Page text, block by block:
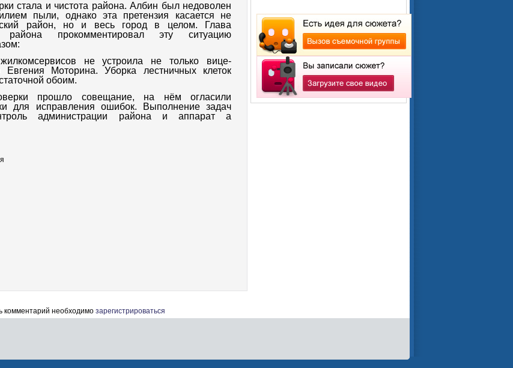
стала и чистота района. Албин был недоволен
пыли, однако эта претензия касается не
район, но и весь город в целом. Глава
района прокомментировал эту ситуацию
не устроила не только вице-
Евгения Моторина. Уборка лестничных клеток
обоим.
прошло совещание, на нём огласили
для исправления ошибок. Выполнение задач
администрации района и аппарат а
комментарий необходимо зарегистрироваться